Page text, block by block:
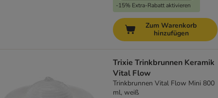
-15% Extra-Rabatt aktivieren
Zum Warenkorb
hinzufügen
Trixie Trinkbrunnen Keramik
Vital Flow
Trinkbrunnen Vital Flow Mini 800
ml, weiß